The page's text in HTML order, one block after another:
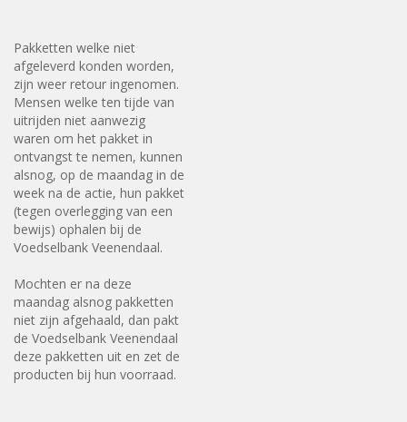
Pakketten welke niet
afgeleverd konden worden,
zijn weer retour ingenomen.
Mensen welke ten tijde van
uitrijden niet aanwezig
waren om het pakket in
ontvangst te nemen, kunnen
alsnog, op de maandag in de
week na de actie, hun pakket
(tegen overlegging van een
bewijs) ophalen bij de
Voedselbank Veenendaal.
Mochten er na deze
maandag alsnog pakketten
niet zijn afgehaald, dan pakt
de Voedselbank Veenendaal
deze pakketten uit en zet de
producten bij hun voorraad.